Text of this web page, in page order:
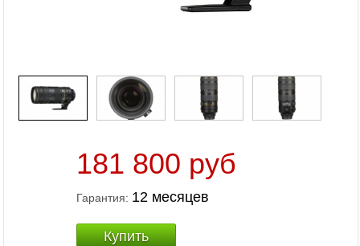
181 800 руб
Гарантия: 12 месяцев
Купить